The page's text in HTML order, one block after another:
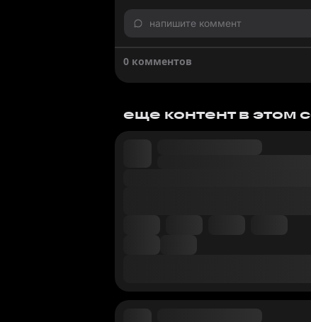
напишите коммент
0 комментов
еще контент в этом